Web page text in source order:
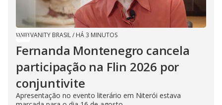
VANITY BRASIL/ HÁ 3 MINUTOS
Fernanda Montenegro cancela
participação na Flin 2026 por
conjuntivite
Apresentação no evento literário em Niterói estava